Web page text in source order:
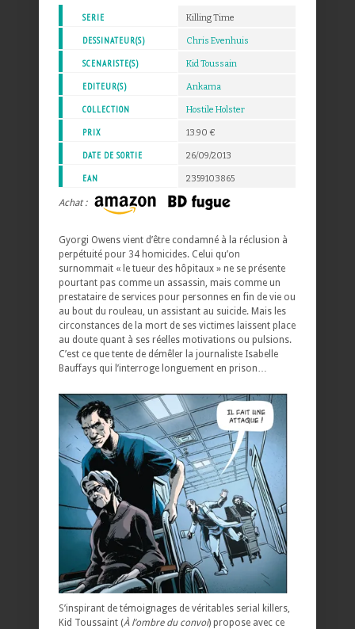
SERIE Killing Time
DESSINATEUR(S) Chris Evenhuis
SCENARISTE(S) Kid Toussain
EDITEUR(S) Ankama
COLLECTION Hostile Holster
PRIX 13.90 €
DATE DE SORTIE 26/09/2013
EAN 2359103865
Achat :
Gyorgi Owens vient d’être condamné à la réclusion à
perpétuité pour 34 homicides. Celui qu’on
surnommait « le tueur des hôpitaux » ne se présente
pourtant pas comme un assassin, mais comme un
prestataire de services pour personnes en fin de vie ou
au bout du rouleau, un assistant au suicide. Mais les
circonstances de la mort de ses victimes laissent place
au doute quant à ses réelles motivations ou pulsions.
C’est ce que tente de démêler la journaliste Isabelle
Bauffays qui l’interroge longuement en prison…
S’inspirant de témoignages de véritables serial killers,
Kid Toussaint (À l’ombre du convoi) propose avec ce